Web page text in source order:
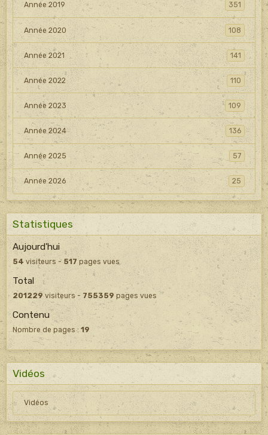
Année 2019 351
Année 2020 108
Année 2021 141
Année 2022 110
Année 2023 109
Année 2024 136
Année 2025 57
Année 2026 25
Statistiques
Aujourd'hui
54 visiteurs - 517pages vues
Total
201229visiteurs - 755359 pages vues
Contenu
Nombre de pages :19
Vidéos
Vidéos